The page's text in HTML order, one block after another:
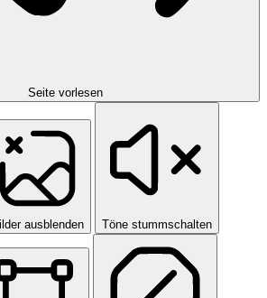
Seite vorlesen
ausblenden Töne stummschalten